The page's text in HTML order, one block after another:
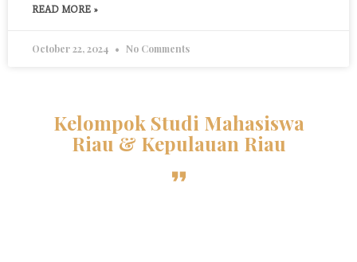
READ MORE »
October 22, 2024 No Comments
Kelompok Studi Mahasiswa
Riau & Kepulauan Riau